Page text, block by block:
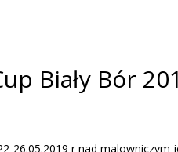
Biały Bór
26.05.2019 r nad